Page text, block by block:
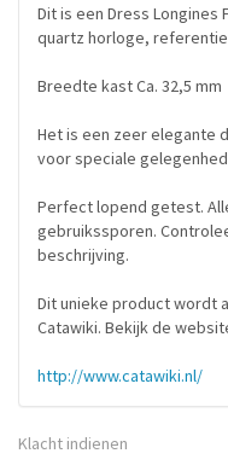
Dit is een Dress
quartz horloge, referentie
Breedte kast Ca. 32,5 mm
Het is een zeer elegante
voor speciale
Perfect lopend getest.
gebruikssporen.
beschrijving.
Dit unieke product wordt
Catawiki. Bekijk de
http://www.catawiki.nl/
Klacht indienen